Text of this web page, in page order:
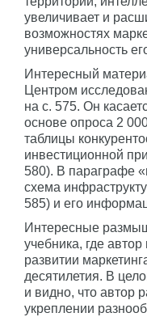
увеличивает и
возможностях
универсальность
Интересный
Центром
на с. 575. Он
основе опроса 2
таблицы
инвестиционной
580). В параграфе
схема
585) и его
Интересные
учебника, где
развитии
десятилетия. В
и видно, что автор
укреплении